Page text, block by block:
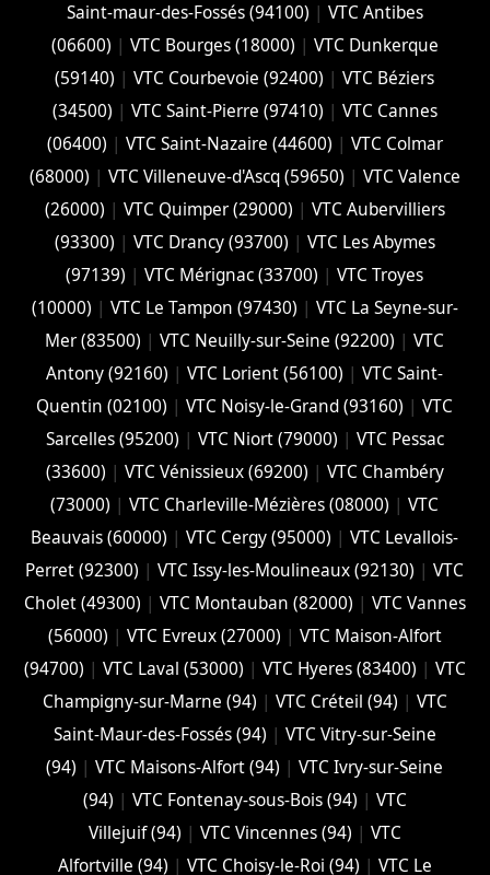
Saint-maur-des-Fossés (94100) | VTC Antibes
(06600) | VTC Bourges (18000) | VTC Dunkerque
(59140) |VTC Courbevoie (92400) |VTC Béziers
(34500) | VTC Saint-Pierre (97410) | VTC Cannes
(06400) | VTC Saint-Nazaire (44600) | VTC Colmar
(68000) | VTC Villeneuve-d'Ascq (59650) | VTC Valence
(26000) | VTC Quimper (29000) | VTC Aubervilliers
(93300) | VTC Drancy (93700) | VTC Les Abymes
(97139) |VTC Mérignac (33700) |VTC Troyes
(10000) | VTC Le Tampon (97430) | VTC La Seyne-sur-
Mer (83500) |VTC Neuilly-sur-Seine (92200) |VTC
Antony (92160) |VTC Lorient (56100) |VTC Saint-
Quentin (02100) |VTC Noisy-le-Grand (93160) |VTC
Sarcelles (95200) | VTC Niort (‎79000) | VTC Pessac
(33600) | VTC Vénissieux (69200) | VTC Chambéry
(‎73000) |VTC Charleville-Mézières (08000) |VTC
Beauvais (60000) |VTC Cergy (95000) |VTC Levallois-
Perret (92300) |VTC Issy-les-Moulineaux (92130) |VTC
Cholet (‎49300) | VTC Montauban (82000) | VTC Vannes
(56000) | VTC Evreux (27000) | VTC Maison-Alfort
(94700) | VTC Laval (53000) | VTC Hyeres (‎83400) | VTC
Champigny-sur-Marne (94) | VTC Créteil (94) | VTC
Saint-Maur-des-Fossés (94) | VTC Vitry-sur-Seine
(94) |VTC Maisons-Alfort (94) |VTC Ivry-sur-Seine
(94) | VTC Fontenay-sous-Bois (94) | VTC
Villejuif (94) | VTC Vincennes (94) | VTC
Alfortville (94) | VTC Choisy-le-Roi (94) | VTC Le